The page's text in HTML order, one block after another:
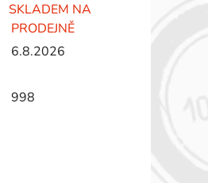
SKLADEM NA
PRODEJNĚ
6.8.2026
998